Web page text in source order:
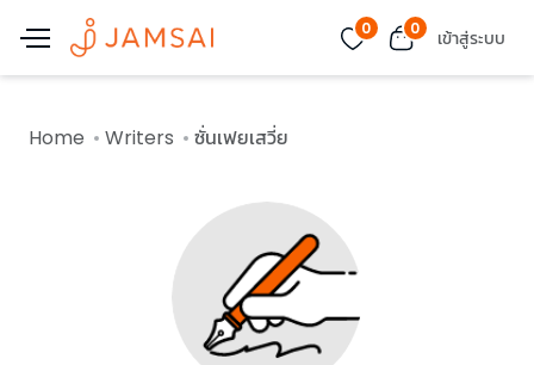
0 0 เข้าสู่ระบบ
Home Writers ซั่นเฟยเสวี่ย